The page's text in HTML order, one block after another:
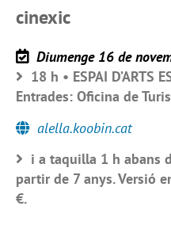
cinexic
Diumenge 16 de
18 h • ESPAI D’ARTS
Entrades: Oficina de
alella.koobin.cat
i a taquilla 1 h abans
partir de 7 anys. Versió
€.